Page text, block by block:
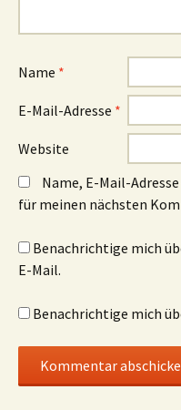
Name *
E-Mail-Adresse *
Website
Name, E-Mail-
für meinen nächsten
Benachrichtige mich
E-Mail.
Benachrichtige mich